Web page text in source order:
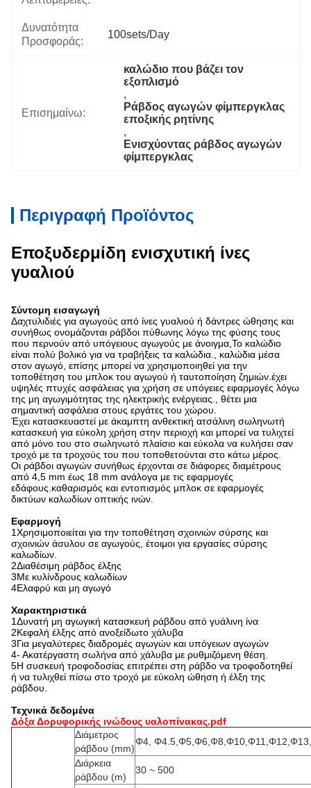
Δυνατότητα
Προσφοράς:
100sets/day
Επισημαίνω:
καλώδιο που βάζει τον
εξοπλισμό
,
Ράβδος αγωγών φίμπεργκλας
εποξικής ρητίνης
,
Ενισχύοντας ράβδος αγωγών
φίμπεργκλας
Περιγραφή Προϊόντος
Εποξυδερμίδη ενισχυτική ίνες
γυαλιού
Σύντομη εισαγωγή
Δαχτυλιδιές για αγωγούς από ίνες γυαλιού ή δάντρες ώθησης και
συνήθως ονομάζονται ράβδοι πύθωνης λόγω της φύσης τους
που περνούν από υπόγειους αγωγούς με άνοιγμα,Το καλώδιο
είναι πολύ βολικό για να τραβήξεις τα καλώδια., καλώδια μέσα
στον αγωγό, επίσης μπορεί να χρησιμοποιηθεί για την
τοποθέτηση του μπλοκ του αγωγού ή ταυτοποίηση ζημιών.έχει
υψηλές πτυχές ασφάλειας για χρήση σε υπόγειες εφαρμογές λόγω
της μη αγωγιμότητας της ηλεκτρικής ενέργειας., θέτει μια
σημαντική ασφάλεια στους εργάτες του χώρου.
Έχει κατασκευαστεί με άκαμπτη ανθεκτική ατσάλινη σωληνωτή
κατασκευή για εύκολη χρήση στην περιοχή και μπορεί να τυλιχτεί
από μόνο του στο σωληνωτό πλαίσιο και εύκολα να κυλήσει σαν
τροχό με τα τροχούς του που τοποθετούνται στο κάτω μέρος.
Οι ράβδοι αγωγών συνήθως έρχονται σε διάφορες διαμέτρους
από 4,5 mm έως 18 mm ανάλογα με τις εφαρμογές
εδάφους.καθαρισμός και εντοπισμός μπλοκ σε εφαρμογές
δικτύων καλωδίων οπτικής ινών.
Εφαρμογή
1Χρησιμοποιείται για την τοποθέτηση σχοινιών σύρσης και
σχοινιών άσυλου σε αγωγούς, έτοιμοι για εργασίες σύρσης
καλωδίων.
2Διαθέσιμη ράβδος έλξης
3Με κυλίνδρους καλωδίων
4Ελαφρύ και μη αγωγό
Χαρακτηριστικά
1Δυνατή μη αγωγική κατασκευή ράβδου από γυάλινη ίνα
2Κεφαλή έλξης από ανοξείδωτο χάλυβα
3Για μεγαλύτερες διαδρομές αγωγών και υπόγειων αγωγών
4- Ακατέργαστη σωλήνα από χάλυβα με ρυθμιζόμενη θέση.
5Η συσκευή τροφοδοσίας επιτρέπει στη ράβδο να τροφοδοτηθεί
ή να τυλιχθεί πίσω στο τροχό με εύκολη ώθηση ή έλξη της
ράβδου.
Τεχνικά δεδομένα
Δόξα Δορυφορικής ινώδους υαλοπίνακας.pdf
Διάμετρος
ράβδου (mm)
Φ4,
Διάρκεια
ράβδου (m)
30 ~ 500